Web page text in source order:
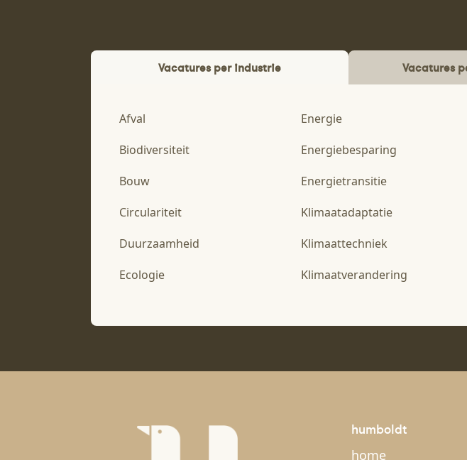
Vacatures per industrie Vacatures
Afval
Biodiversiteit
Bouw
Circulariteit
Duurzaamheid
Ecologie
Energie
Energiebesparing
Energietransitie
Klimaatadaptatie
Klimaattechniek
Klimaatverandering
humboldt
home